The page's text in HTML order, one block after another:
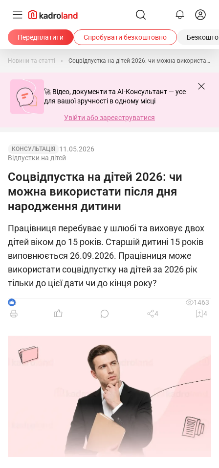
Передплатити Спробувати безкоштовно
Новини та статті Соцвідпустка на дітей 2026: чи можна використати після дня народження дитини
🚀 Відео, документи та AI-Консультант — усе
для вашої зручності в одному місці
Увійти або зареєструватися
КОНСУЛЬТАЦІЯ
Відпустки на дітей
11.05.2026
Соцвідпустка на дітей 2026: чи
можна використати після дня
народження дитини
Працівниця перебуває у шлюбі та виховує двох
дітей віком до 15 років. Старшій дитині 15 років
виповнюється 26.09.2026. Працівниця може
використати соцвідпустку на дітей за 2026 рік
тільки до цієї дати чи до кінця року?
6
1463
4
4